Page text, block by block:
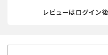
レビューはログイン